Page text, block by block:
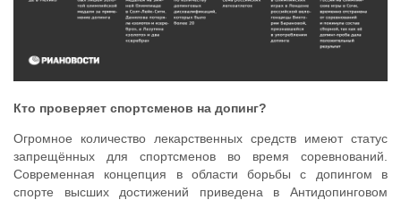
Кто проверяет спортсменов на допинг?
Огромное количество лекарственных средств имеют статус
запрещённых для спортсменов во время соревнований.
Современная концепция в области борьбы с допингом в
спорте высших достижений приведена в Антидопинговом